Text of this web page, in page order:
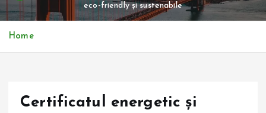
c
eco-friendly și sustenabile
Home
Certificatul energetic și